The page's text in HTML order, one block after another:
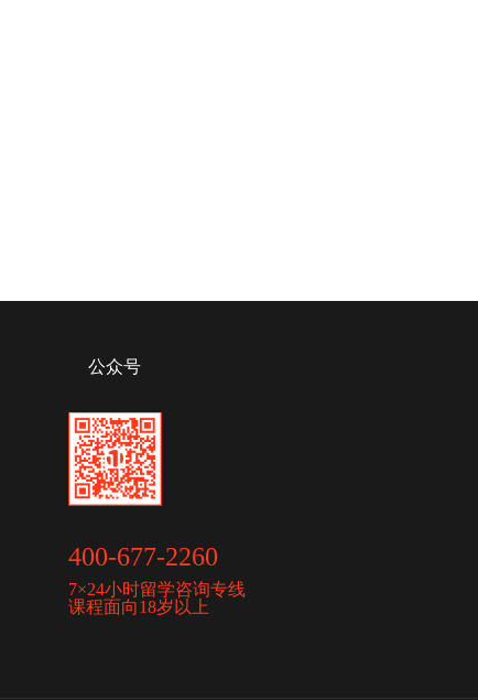
公众号
400-677-2260
7×24小时留学咨询专线
课程面向18岁以上